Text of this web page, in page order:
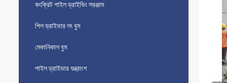
কংক্রিট পাইল ড্রাইভিং সরঞ্জাম
পিল ড্রাইভার লং বুম
মেকানিকাল বুম
পাইল ড্রাইভার যন্ত্রাংশ